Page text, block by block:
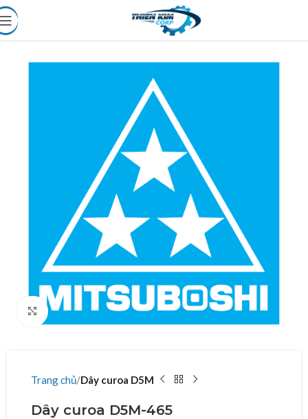
Click to enlarge
Trang chủ Dây curoa D5M
Dây curoa D5M-465